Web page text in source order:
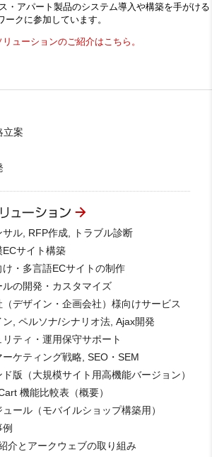
・アパート製品のシステム導入や構築を手がける
クに参加しています。
ューションのご紹介はこちら。
立案
ル, RFP作成, トラブル診断
サイト構築
・多言語ECサイトの制作
の開発・カスタマイズ
デザイン・企画会社）様向けサービス
, ペルソナ/シナリオ法, Ajax開発
ティ・運用保守サポート
ケティング戦略, SEO・SEM
版（大規模サイト用高機能バージョン）
機能比較表（概要）
ール（モバイルショップ構築用）
介とアークウェブの取り組み